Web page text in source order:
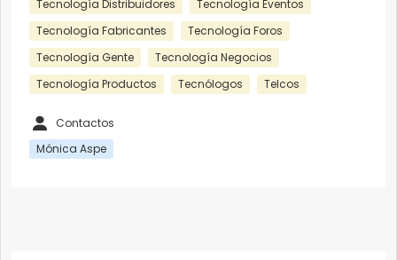
Tecnología Distribuidores
Tecnología Eventos
Tecnología Fabricantes
Tecnología Foros
Tecnología Gente
Tecnología Negocios
Tecnología Productos
Tecnólogos Telcos
Contactos
Mónica Aspe